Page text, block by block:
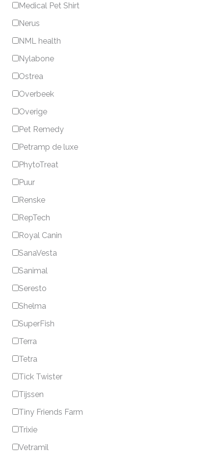
Medical Pet Shirt
Nerus
NML health
Nylabone
Ostrea
Overbeek
Overige
Pet Remedy
Petramp de luxe
PhytoTreat
Puur
Renske
RepTech
Royal Canin
SanaVesta
Sanimal
Seresto
Shelma
SuperFish
Terra
Tetra
Tick Twister
Tijssen
Tiny Friends Farm
Trixie
Vetramil